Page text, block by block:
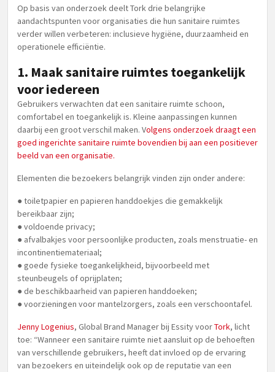
Op basis van onderzoek deelt Tork drie belangrijke
aandachtspunten voor organisaties die hun sanitaire ruimtes
verder willen verbeteren: inclusieve hygiëne, duurzaamheid en
operationele efficiëntie.
1. Maak sanitaire ruimtes toegankelijk
voor iedereen
Gebruikers verwachten dat een sanitaire ruimte schoon,
comfortabel en toegankelijk is. Kleine aanpassingen kunnen
daarbij een groot verschil maken. Volgens onderzoek draagt een
goed ingerichte sanitaire ruimte bovendien bij aan een positiever
beeld van een organisatie.
Elementen die bezoekers belangrijk vinden zijn onder andere:
● toiletpapier en papieren handdoekjes die gemakkelijk
bereikbaar zijn;
● voldoende privacy;
● afvalbakjes voor persoonlijke producten, zoals menstruatie- en
incontinentiemateriaal;
● goede fysieke toegankelijkheid, bijvoorbeeld met
steunbeugels of oprijplaten;
● de beschikbaarheid van papieren handdoeken;
● voorzieningen voor mantelzorgers, zoals een verschoontafel.
Jenny Logenius, Global Brand Manager bij Essity voorTork, licht
toe: “Wanneer een sanitaire ruimte niet aansluit op de behoeften
van verschillende gebruikers, heeft dat invloed op de ervaring
van bezoekers en uiteindelijk ook op de reputatie van een